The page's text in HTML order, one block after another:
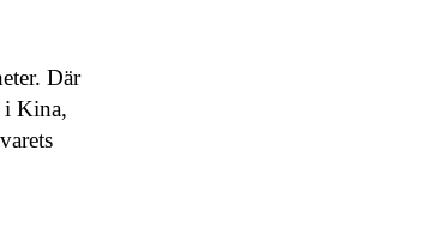
Där
i Kina,